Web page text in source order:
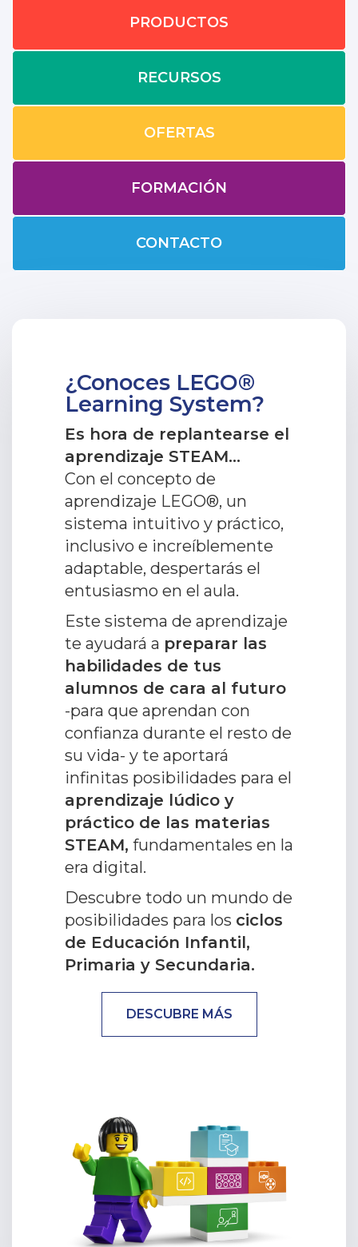
PRODUCTOS
RECURSOS
OFERTAS
FORMACIÓN
CONTACTO
¿Conoces LEGO®
Learning System?
Es hora de replantearse el
aprendizaje STEAM...
Con el concepto de
aprendizaje LEGO®, un
sistema intuitivo y práctico,
inclusivo e increíblemente
adaptable, despertarás el
entusiasmo en el aula.
Este sistema de aprendizaje
te ayudará a preparar las
habilidades de tus
alumnos de cara al futuro
-para que aprendan con
confianza durante el resto de
su vida- y te aportará
infinitas posibilidades para el
aprendizaje lúdico y
práctico de las materias
STEAM, fundamentales en la
era digital.
Descubre todo un mundo de
posibilidades para los ciclos
de Educación Infantil,
Primaria y Secundaria.
DESCUBRE MÁS